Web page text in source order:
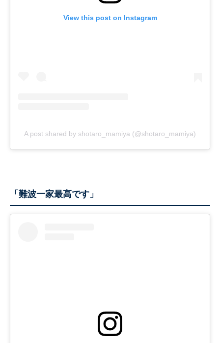
View this post on Instagram
A post shared by shotaro_mamiya (@shotaro_mamiya)
「難波一家最高です」